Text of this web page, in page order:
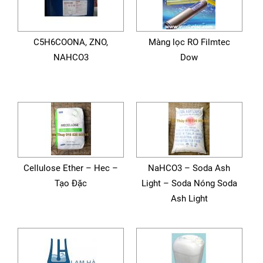
C5H6COONA, ZNO,
NAHCO3
Màng lọc RO Filmtec
Dow
Cellulose Ether – Hec –
Tạo Đặc
NaHCO3 – Soda Ash
Light – Soda Nóng Soda
Ash Light